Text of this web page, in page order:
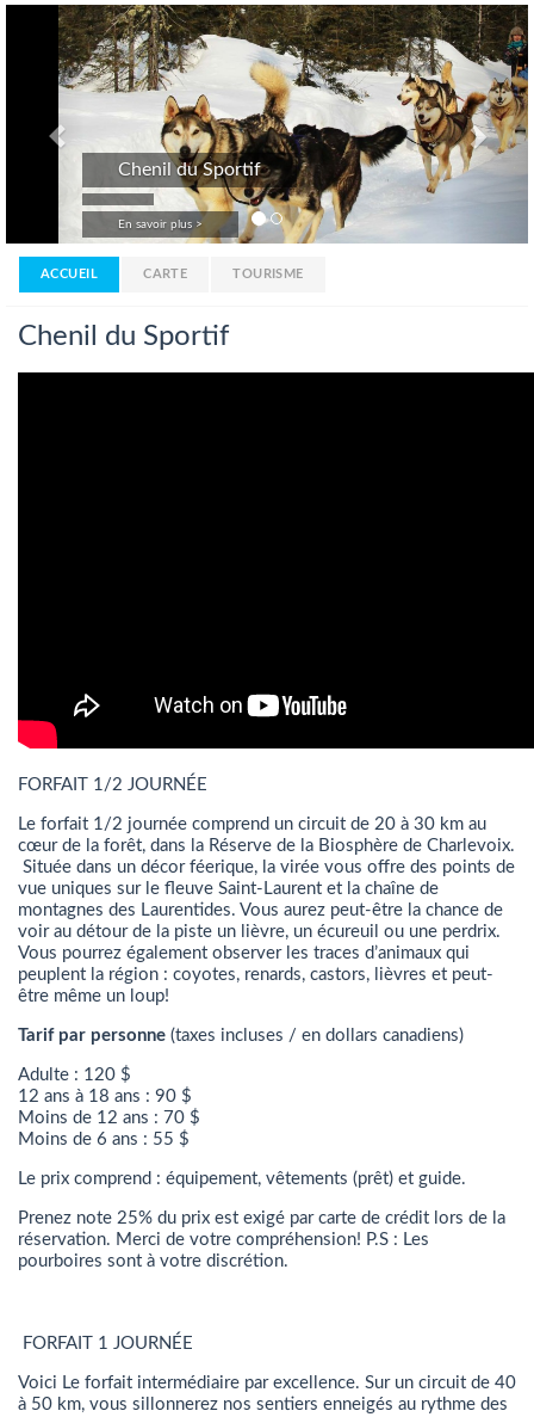
Chenil du Sportif
En savoir plus >
Previous
ACCUEIL CARTE TOURISME
Chenil du Sportif
FORFAIT 1/2 JOURNÉE
Le forfait 1/2 journée comprend un circuit de 20 à 30 km au
cœur de la forêt, dans la Réserve de la Biosphère de Charlevoix.
Située dans un décor féerique, la virée vous offre des points de
vue uniques sur le fleuve Saint-Laurent et la chaîne de
montagnes des Laurentides. Vous aurez peut-être la chance de
voir au détour de la piste un lièvre, un écureuil ou une perdrix.
Vous pourrez également observer les traces d’animaux qui
peuplent la région : coyotes, renards, castors, lièvres et peut-
être même un loup!
Tarif par personne (taxes incluses / en dollars canadiens)
Adulte : 120 $
12 ans à 18 ans : 90 $
Moins de 12 ans : 70 $
Moins de 6 ans : 55 $
Le prix comprend : équipement, vêtements (prêt) et guide.
Prenez note 25% du prix est exigé par carte de crédit lors de la
réservation. Merci de votre compréhension! P.S : Les
pourboires sont à votre discrétion.
FORFAIT 1 JOURNÉE
Voici Le forfait intermédiaire par excellence. Sur un circuit de 40
à 50 km, vous sillonnerez nos sentiers enneigés au rythme des